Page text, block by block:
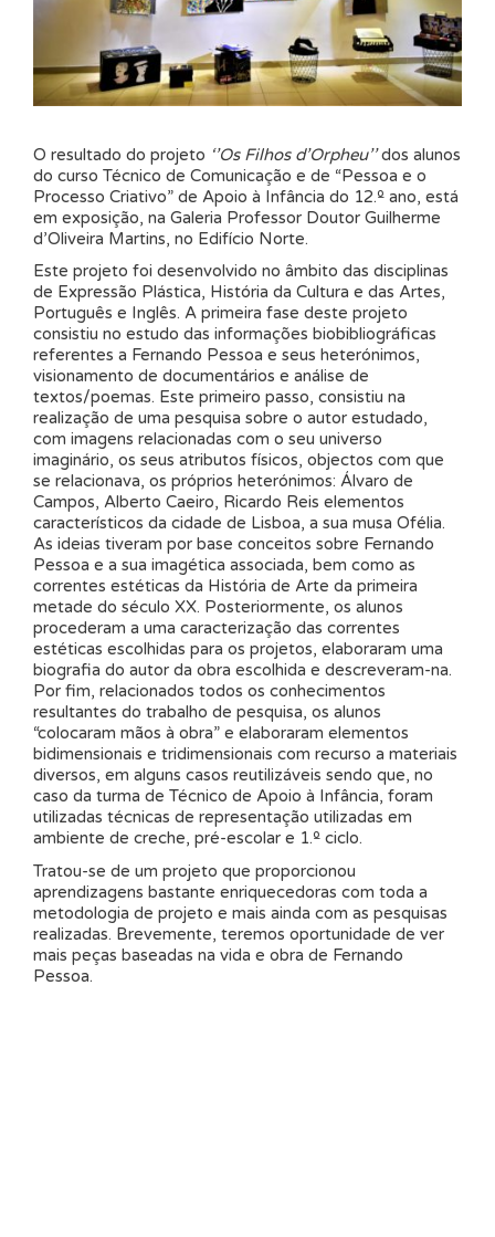
O resultado do projeto ‘’Os Filhos d’Orpheu’’dos alunos
do curso Técnico de Comunicação e de “Pessoa e o
Processo Criativo” de Apoio à Infância do 12.º ano, está
em exposição, na Galeria Professor Doutor Guilherme
d’Oliveira Martins, no Edifício Norte.
Este projeto foi desenvolvido no âmbito das disciplinas
de Expressão Plástica, História da Cultura e das Artes,
Português e Inglês. A primeira fase deste projeto
consistiu no estudo das informações biobibliográficas
referentes a Fernando Pessoa e seus heterónimos,
visionamento de documentários e análise de
textos/poemas. Este primeiro passo, consistiu na
realização de uma pesquisa sobre o autor estudado,
com imagens relacionadas com o seu universo
imaginário, os seus atributos físicos, objectos com que
se relacionava, os próprios heterónimos: Álvaro de
Campos, Alberto Caeiro, Ricardo Reis elementos
característicos da cidade de Lisboa, a sua musa Ofélia.
As ideias tiveram por base conceitos sobre Fernando
Pessoa e a sua imagética associada, bem como as
correntes estéticas da História de Arte da primeira
metade do século XX. Posteriormente, os alunos
procederam a uma caracterização das correntes
estéticas escolhidas para os projetos, elaboraram uma
biografia do autor da obra escolhida e descreveram-na.
Por fim, relacionados todos os conhecimentos
resultantes do trabalho de pesquisa, os alunos
“colocaram mãos à obra” e elaboraram elementos
bidimensionais e tridimensionais com recurso a materiais
diversos, em alguns casos reutilizáveis sendo que, no
caso da turma de Técnico de Apoio à Infância, foram
utilizadas técnicas de representação utilizadas em
ambiente de creche, pré-escolar e 1.º ciclo.
Tratou-se de um projeto que proporcionou
aprendizagens bastante enriquecedoras com toda a
metodologia de projeto e mais ainda com as pesquisas
realizadas. Brevemente, teremos oportunidade de ver
mais peças baseadas na vida e obra de Fernando
Pessoa.